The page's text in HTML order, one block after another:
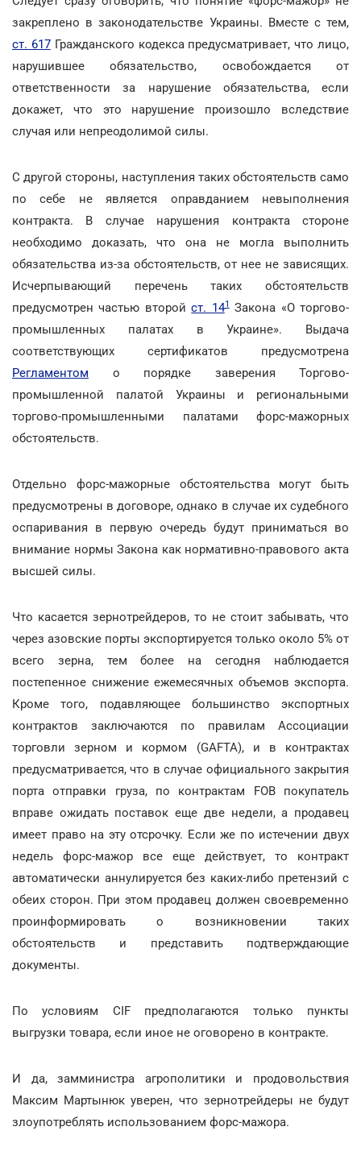
закреплено в законодательстве Украины. Вместе с тем,
ст. 617Гражданского кодекса предусматривает, что лицо,
нарушившее обязательство, освобождается от
ответственности за нарушение обязательства, если
докажет, что это нарушение произошло вследствие
случая или непреодолимой силы.
С другой стороны, наступления таких обстоятельств само
по себе не является оправданием невыполнения
контракта. В случае нарушения контракта стороне
необходимо доказать, что она не могла выполнить
обязательства из-за обстоятельств, от нее не зависящих.
Исчерпывающий перечень таких обстоятельств
предусмотрен частью второйст. 141Закона «О торгово-
промышленных палатах в Украине». Выдача
соответствующих сертификатов предусмотрена
Регламентом о порядке заверения Торгово-
промышленной палатой Украины и региональными
торгово-промышленными палатами форс-мажорных
обстоятельств.
Отдельно форс-мажорные обстоятельства могут быть
предусмотрены в договоре, однако в случае их судебного
оспаривания в первую очередь будут приниматься во
внимание нормы Закона как нормативно-правового акта
высшей силы.
Что касается зернотрейдеров, то не стоит забывать, что
через азовские порты экспортируется только около 5% от
всего зерна, тем более на сегодня наблюдается
постепенное снижение ежемесячных объемов экспорта.
Кроме того, подавляющее большинство экспортных
контрактов заключаются по правилам Ассоциации
торговли зерном и кормом (GAFTA), и в контрактах
предусматривается, что в случае официального закрытия
порта отправки груза, по контрактам FOB покупатель
вправе ожидать поставок еще две недели, а продавец
имеет право на эту отсрочку. Если же по истечении двух
недель форс-мажор все еще действует, то контракт
автоматически аннулируется без каких-либо претензий с
обеих сторон. При этом продавец должен своевременно
проинформировать о возникновении таких
обстоятельств и представить подтверждающие
документы.
По условиям CIF предполагаются только пункты
выгрузки товара, если иное не оговорено в контракте.
И да, замминистра агрополитики и продовольствия
Максим Мартынюк уверен, что зернотрейдеры не будут
злоупотреблять использованием форс-мажора.